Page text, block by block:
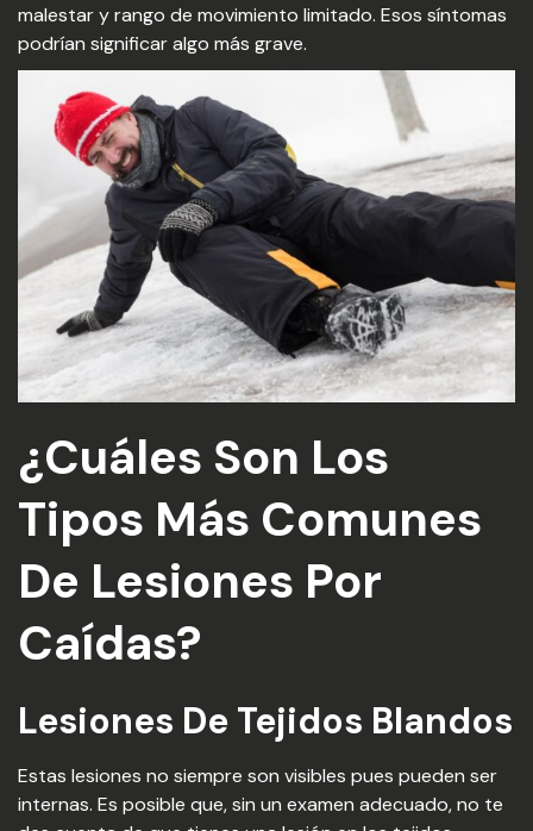
malestar y rango de movimiento limitado. Esos síntomas
podrían significar algo más grave.
¿Cuáles Son Los
Tipos Más Comunes
De Lesiones Por
Caídas?
Lesiones De Tejidos Blandos
Estas lesiones no siempre son visibles pues pueden ser
internas. Es posible que, sin un examen adecuado, no te